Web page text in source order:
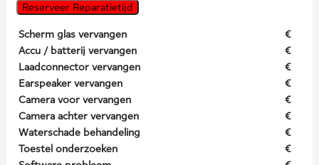
Reserveer Reparatietijd
Scherm glas vervangen
€
Accu / batterij vervangen
€
Laadconnector vervangen
€
Earspeaker vervangen
€
Camera voor vervangen
€
Camera achter vervangen
€
Waterschade behandeling
€
Toestel onderzoeken
€